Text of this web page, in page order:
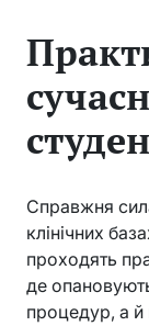
Справжня
клінічних
проходять
де
процедур, а й